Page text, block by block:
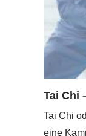
Tai Chi
Tai Chi
eine